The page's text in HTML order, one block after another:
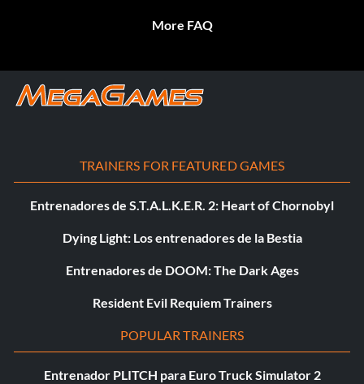
More FAQ
TRAINERS FOR FEATURED GAMES
Entrenadores de S.T.A.L.K.E.R. 2: Heart of Chornobyl
Dying Light: Los entrenadores de la Bestia
Entrenadores de DOOM: The Dark Ages
Resident Evil Requiem Trainers
POPULAR TRAINERS
Entrenador PLITCH para Euro Truck Simulator 2